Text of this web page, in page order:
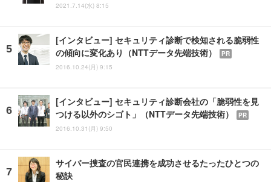
2021.7.14(水) 8:15
[インタビュー] セキュリティ診断で検知される脆弱性
の傾向に変化あり（NTTデータ先端技術）
PR
2016.10.24(月) 9:15
[インタビュー] セキュリティ診断会社の「脆弱性を見
つける以外のシゴト」（NTTデータ先端技術）
PR
2016.10.31(月) 9:50
サイバー捜査の官民連携を成功させるたったひとつの
秘訣